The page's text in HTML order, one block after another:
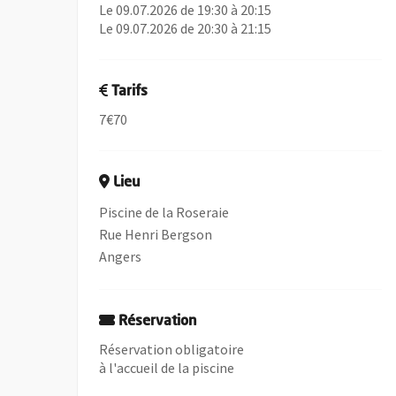
Le 09.07.2026 de 19:30 à 20:15
Le 09.07.2026 de 20:30 à 21:15
Tarifs
7€70
Lieu
Piscine de la Roseraie
Rue Henri Bergson
Angers
Réservation
Réservation obligatoire
à l'accueil de la piscine